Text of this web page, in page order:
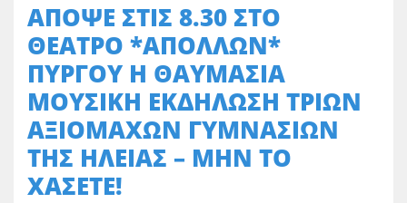
ΑΠΟΨΕ ΣΤΙΣ 8.30 ΣΤΟ
ΘΕΑΤΡΟ *ΑΠΟΛΛΩΝ*
ΠΥΡΓΟΥ Η ΘΑΥΜΑΣΙΑ
ΜΟΥΣΙΚΗ ΕΚΔΗΛΩΣΗ ΤΡΙΩΝ
ΑΞΙΟΜΑΧΩΝ ΓΥΜΝΑΣΙΩΝ
ΤΗΣ ΗΛΕΙΑΣ – ΜΗΝ ΤΟ
ΧΑΣΕΤΕ!